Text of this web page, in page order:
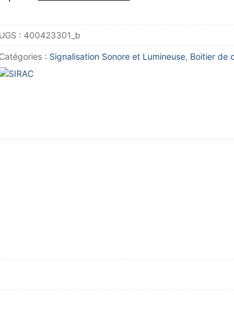
-
Commodo
UGS : 400423301_b
Catégories : Signalisation Sonore et Lumineuse, Boitier de